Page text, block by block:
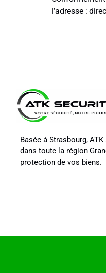
l’adresse :
Basée à Strasbourg,
dans toute la région
protection de vos biens.